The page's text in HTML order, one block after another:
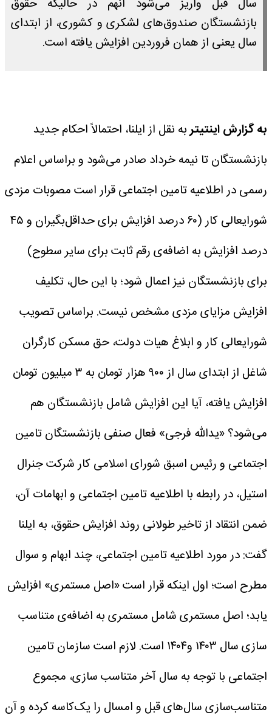
سال قبل واریز می‌شود آنهم در حالیکه حقوق
بازنشستگان صندوق‌های لشکری و کشوری، از ابتدای
سال یعنی از همان فروردین افزایش یافته است.
به گزارش اینتیتربه نقل از ایلنا، احتمالاً احکام جدید
بازنشستگان تا نیمه خرداد صادر می‌شود و براساس اعلام
رسمی در اطلاعیه تامین اجتماعی قرار است مصوبات مزدی
شورایعالی کار (۶۰ درصد افزایش برای حداقل‌بگیران و ۴۵
درصد افزایش به اضافه‌ی رقم ثابت برای سایر سطوح)
برای بازنشستگان نیز اعمال شود؛ با این حال، تکلیف
افزایش مزایای مزدی مشخص نیست. براساس تصویب
شورایعالی کار و ابلاغ هیات دولت، حق مسکن کارگران
شاغل از ابتدای سال از ۹۰۰ هزار تومان به ۳ میلیون تومان
افزایش یافته، آیا این افزایش شامل بازنشستگان هم
می‌شود؟«یدالله فرجی» فعال صنفی بازنشستگان تامین
اجتماعی و رئیس اسبق شورای اسلامی کار شرکت جنرال
استیل، در رابطه با اطلاعیه تامین اجتماعی و ابهامات آن،
ضمن انتقاد از تاخیر طولانی روند افزایش حقوق، به ایلنا
گفت: در مورد اطلاعیه تامین اجتماعی، چند ابهام و سوال
مطرح است؛ اول اینکه قرار است «اصل مستمری» افزایش
یابد؛ اصل مستمری شامل مستمری به اضافه‌ی متناسب
سازی سال ۱۴۰۳ و۱۴۰۴ است. لازم است سازمان تامین
اجتماعی با توجه به سال آخر متناسب سازی، مجموع
متناسب‌سازی سال‌های قبل و امسال را یک‌کاسه کرده و آن